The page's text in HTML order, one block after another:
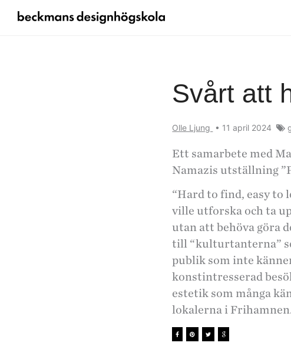
Svårt att
Olle Ljung • 11 april 2024
Ett samarbete med
Namazis utställning
“Hard to find, easy to
ville utforska och ta
utan att behöva göra
till “kulturtanterna”
publik som inte
konstintresserad
estetik som många
lokalerna i